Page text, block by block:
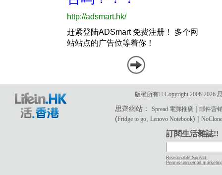
版權所有© Copyright 2006-2026
思齊網站：Spread 電郵推廣 |邮件营
(Fridge to go ,Lenovo Notebook) |